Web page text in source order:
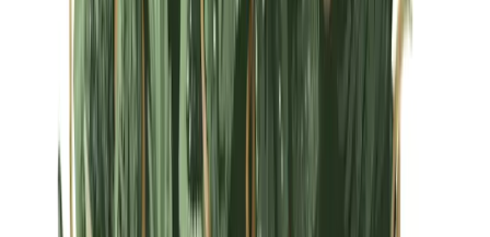
Strains